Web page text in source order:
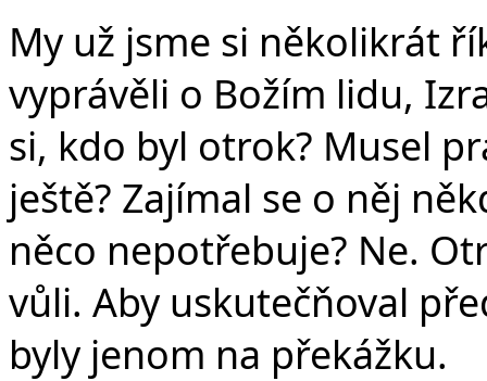
My už jsme si několikrát
vyprávěli o Božím lidu,
si, kdo byl otrok? Musel
ještě? Zajímal se o něj
něco nepotřebuje? Ne.
vůli. Aby uskutečňoval
byly jenom na překážku.